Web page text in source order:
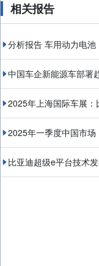
相关报告
分析报告 车用动力电池
中国车企新能源车部署
2025年上海国际车展：
2025年一季度中国市
比亚迪超级e平台技术